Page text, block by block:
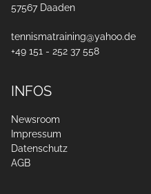
57567 Daaden
tennismatraining@yahoo.de
+49 151 - 252 37 558
INFOS
Newsroom
Impressum
Datenschutz
AGB